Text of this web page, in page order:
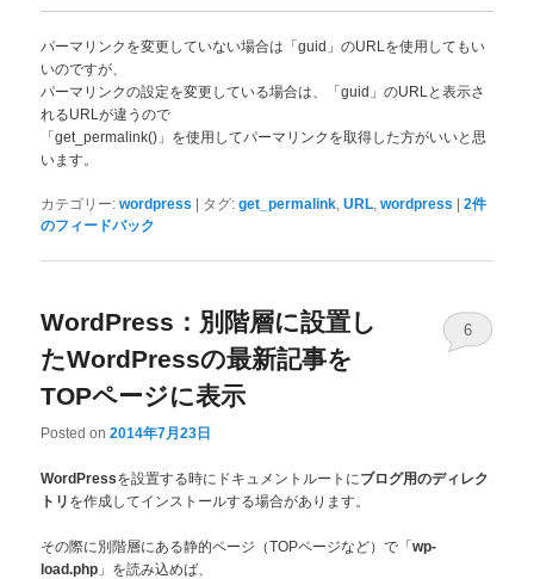
パーマリンクを変更していない場合は「guid」のURLを使用してもい
いのですが、
パーマリンクの設定を変更している場合は、「guid」のURLと表示さ
れるURLが違うので
「get_permalink()」を使用してパーマリンクを取得した方がいいと思
います。
カテゴリー: wordpress タグ: get_permalink ,URL ,wordpress |2件
のフィードバック
WordPress：別階層に設置し
たWordPressの最新記事を
TOPページに表示
Posted on2014年7月23日
6
WordPressを設置する時にドキュメントルートにブログ用のディレク
トリ を作成してインストールする場合があります。
その際に別階層にある静的ページ（TOPページなど）で「wp-
load.php 」を読み込めば、